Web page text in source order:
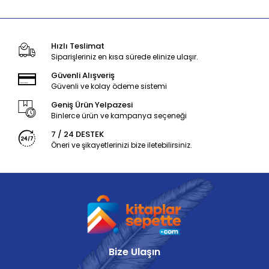
Hızlı Teslimat
Siparişleriniz en kısa sürede elinize ulaşır.
Güvenli Alışveriş
Güvenli ve kolay ödeme sistemi
Geniş Ürün Yelpazesi
Binlerce ürün ve kampanya seçeneği
7 / 24 DESTEK
Öneri ve şikayetlerinizi bize iletebilirsiniz.
Bize Ulaşın